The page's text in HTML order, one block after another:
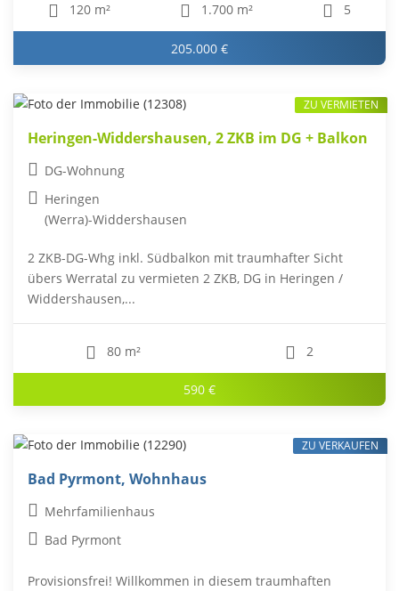
120 m² 1.700 m² 5
205.000 €
Heringen-Widdershausen, 2 ZKB im DG + Balkon
DG-Wohnung
Heringen
(Werra)-Widdershausen
2 ZKB-DG-Whg inkl. Südbalkon mit traumhafter Sicht
übers Werratal zu vermieten 2 ZKB, DG in Heringen /
Widdershausen,...
80 m² 2
590 €
ZU VERMIETEN
Bad Pyrmont, Wohnhaus
Mehrfamilienhaus
Bad Pyrmont
Provisionsfrei! Willkommen in diesem traumhaften
ZU VERKAUFEN